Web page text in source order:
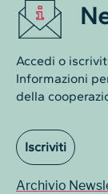
Accedi o
Informazioni
della
Iscriviti
Archivio